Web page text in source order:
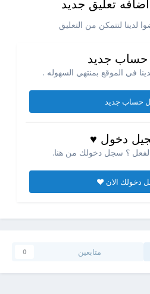
تعليق جديد
لتتمكن من التعليق
جديد
في الموقع بمنتهي السهوله .
حساب جديد
دخول ♥
؟ سجل دخولك من هنا.
دخولك الان ♥
متابعين 0